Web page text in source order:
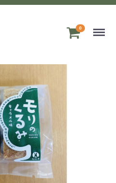
0 Menu